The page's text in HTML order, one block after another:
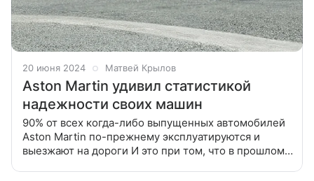
20 июня 2024 Матвей Крылов
Aston Martin удивил статистикой
надежности своих машин
90% от всех когда-либо выпущенных автомобилей
Aston Martin по-прежнему эксплуатируются и
выезжают на дороги И это при том, что в прошлом